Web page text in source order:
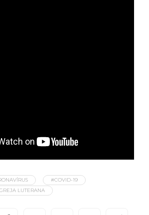
#COVID-19
LUTERANA